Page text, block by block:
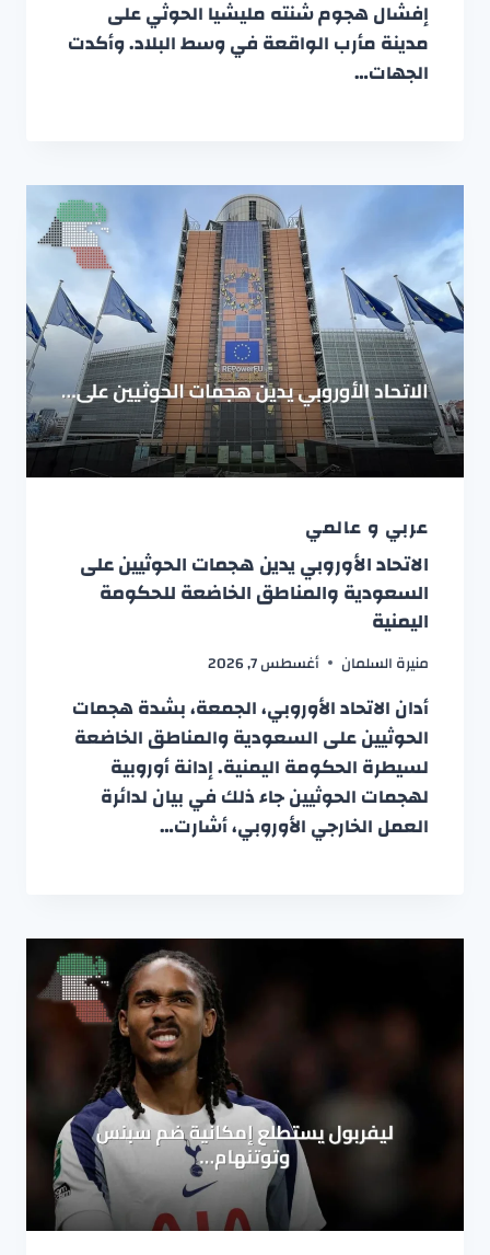
إفشال هجوم شنته مليشيا الحوثي على
مدينة مأرب الواقعة في وسط البلاد. وأكدت
الجهات…
عربي و عالمي
الاتحاد الأوروبي يدين هجمات الحوثيين على
السعودية والمناطق الخاضعة للحكومة
اليمنية
منيرة السلمان أغسطس 7, 2026
أدان الاتحاد الأوروبي، الجمعة، بشدة هجمات
الحوثيين على السعودية والمناطق الخاضعة
لسيطرة الحكومة اليمنية. إدانة أوروبية
لهجمات الحوثيين جاء ذلك في بيان لدائرة
العمل الخارجي الأوروبي، أشارت…